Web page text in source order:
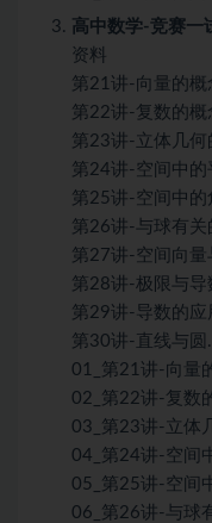
高中数学-竞赛一
资料
第21讲-向量的概
第22讲-复数的概
第23讲-立体几
第24讲-空间中的
第25讲-空间中的
第26讲-与球有
第27讲-空间向量
第28讲-极限与导
第29讲-导数的应
第30讲-直线与圆
01_第21讲-向量
02_第22讲-复数
03_第23讲-立体
04_第24讲-空间
05_第25讲-空间
06_第26讲-与球